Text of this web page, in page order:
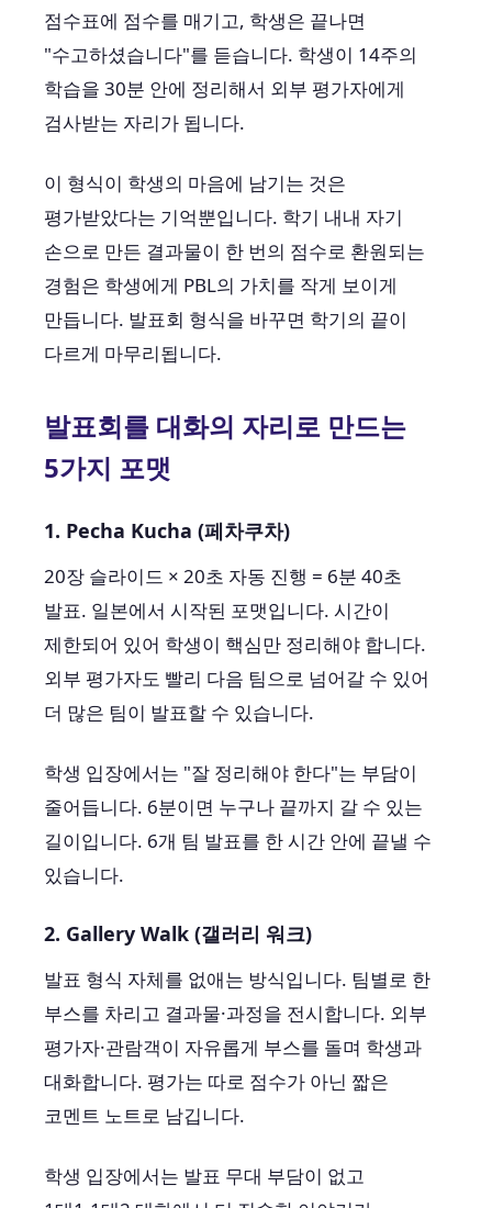
점수표에 점수를 매기고, 학생은 끝나면
"수고하셨습니다"를 듣습니다. 학생이 14주의
학습을 30분 안에 정리해서 외부 평가자에게
검사받는 자리가 됩니다.
이 형식이 학생의 마음에 남기는 것은
평가받았다는 기억뿐입니다. 학기 내내 자기
손으로 만든 결과물이 한 번의 점수로 환원되는
경험은 학생에게 PBL의 가치를 작게 보이게
만듭니다. 발표회 형식을 바꾸면 학기의 끝이
다르게 마무리됩니다.
발표회를 대화의 자리로 만드는
5가지 포맷
1. Pecha Kucha (페차쿠차)
20장 슬라이드 × 20초 자동 진행 = 6분 40초
발표. 일본에서 시작된 포맷입니다. 시간이
제한되어 있어 학생이 핵심만 정리해야 합니다.
외부 평가자도 빨리 다음 팀으로 넘어갈 수 있어
더 많은 팀이 발표할 수 있습니다.
학생 입장에서는 "잘 정리해야 한다"는 부담이
줄어듭니다. 6분이면 누구나 끝까지 갈 수 있는
길이입니다. 6개 팀 발표를 한 시간 안에 끝낼 수
있습니다.
2. Gallery Walk (갤러리 워크)
발표 형식 자체를 없애는 방식입니다. 팀별로 한
부스를 차리고 결과물·과정을 전시합니다. 외부
평가자·관람객이 자유롭게 부스를 돌며 학생과
대화합니다. 평가는 따로 점수가 아닌 짧은
코멘트 노트로 남깁니다.
학생 입장에서는 발표 무대 부담이 없고